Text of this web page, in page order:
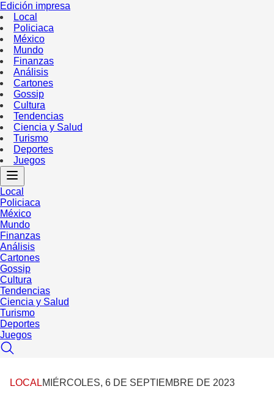
Edición impresa
Local
Policiaca
México
Mundo
Finanzas
Análisis
Cartones
Gossip
Cultura
Tendencias
Ciencia y Salud
Turismo
Deportes
Juegos
Local
Policiaca
México
Mundo
Finanzas
Análisis
Cartones
Gossip
Cultura
Tendencias
Ciencia y Salud
Turismo
Deportes
Juegos
LOCALMIÉRCOLES, 6 DE SEPTIEMBRE DE 2023